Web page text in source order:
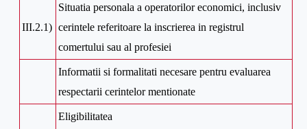
III.2.1)
Situatia personala a operatorilor economici, inclusiv
cerintele referitoare la inscrierea in registrul
comertului sau al profesiei
Informatii si formalitati necesare pentru evaluarea
respectarii cerintelor mentionate
Eligibilitatea